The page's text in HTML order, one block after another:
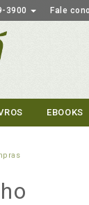
3900 Fale
EBOOKS